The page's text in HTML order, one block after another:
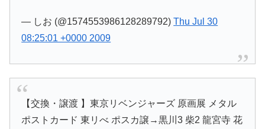
— しお (@1574553986128289792)Thu Jul 30
08:25:01 +0000 2009
【交換・譲渡 】東京リベンジャーズ 原画展 メタル
ポストカード 東リべ ポスカ譲→黒川3 柴2 龍宮寺 花